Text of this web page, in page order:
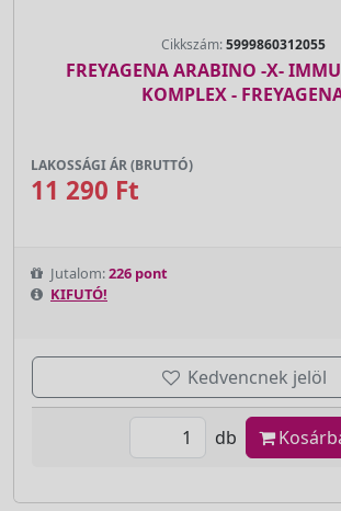
Cikkszám:5999860312055
FREYAGENA ARABINO -X-
KOMPLEX -
LAKOSSÁGI ÁR (BRUTTÓ)
11 290 Ft
Jutalom:226 pont
KIFUTÓ!
Kedvencnek jelöl
db